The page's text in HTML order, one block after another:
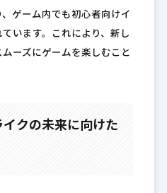
ゲーム内でも初心者向けイ
います。これにより、新し
ーズにゲームを楽しむこと
クの未来に向けた